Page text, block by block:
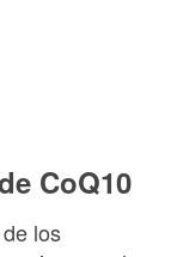
CoQ10
los